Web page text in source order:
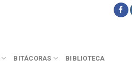
BITÁCORAS BIBLIOTECA